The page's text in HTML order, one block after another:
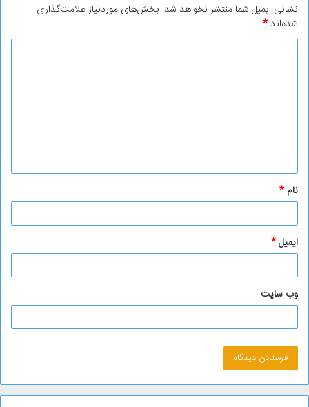
نشانی ایمیل شما منتشر نخواهد شد. بخش‌های موردنیاز علامت‌گذاری
شده‌اند*
*
نام *
ایمیل*
وب‌ سایت